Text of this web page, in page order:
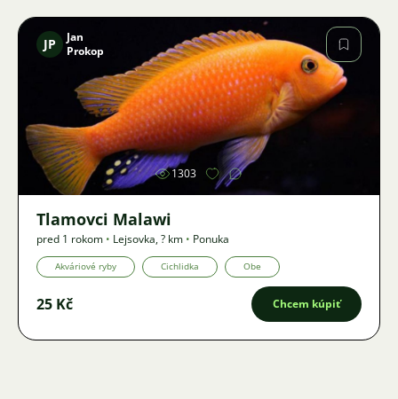
Obrázok
JP
Jan
Prokop
1303
Tlamovci Malawi
pred 1 rokom • Lejsovka,? km • Ponuka
Akváriové ryby Cichlidka Obe
25 Kč Chcem kúpiť